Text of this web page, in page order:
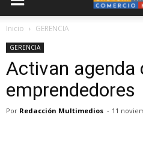
Inicio GERENCIA
GERENCIA
Activan agenda
emprendedores
Por Redacción Multimedios - 11